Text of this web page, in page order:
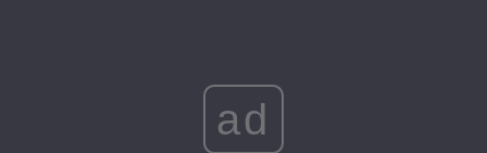
Статті
ad